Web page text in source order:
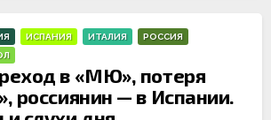
ИСПАНИЯ ИТАЛИЯ
РОССИЯ
в «МЮ», потеря
россиянин — в Испании.